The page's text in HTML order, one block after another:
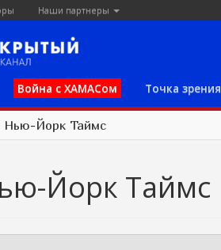
Наши партнеры
Война с ХАМАСом Точка зрения
Нью-Йорк Таймс
Йорк Таймс